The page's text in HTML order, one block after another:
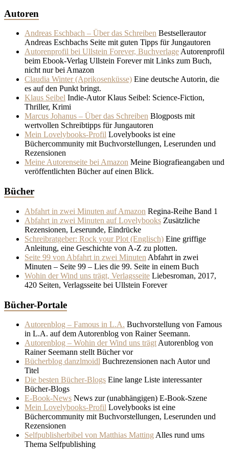
Autoren
Andreas Eschbach – Über das Schreiben Bestsellerautor
Andreas Eschbachs Seite mit guten Tipps für Jungautoren
Autorenprofil bei Ullstein Forever, Buchverlage Autorenprofil
beim Ebook-Verlag Ullstein Forever mit Links zum Buch,
nicht nur bei Amazon
Claudia Winter (Aprikosenküsse) Eine deutsche Autorin, die
es auf den Punkt bringt.
Klaus Seibel Indie-Autor Klaus Seibel: Science-Fiction,
Thriller, Krimi
Marcus Johanus – Über das Schreiben Blogposts mit
wertvollen Schreibtipps für Jungautoren
Mein Lovelybooks-Profil Lovelybooks ist eine
Büchercommunity mit Buchvorstellungen, Leserunden und
Rezensionen
Meine Autorenseite bei Amazon Meine Biografieangaben und
veröffentlichten Bücher auf einen Blick.
Bücher
Abfahrt in zwei Minuten auf Amazon Regina-Reihe Band 1
Abfahrt in zwei Minuten auf Lovelybooks Zusätzliche
Rezensionen, Leserunde, Eindrücke
Schreibratgeber: Rock your Plot (Englisch) Eine griffige
Anleitung, eine Geschichte von A-Z zu plotten.
Seite 99 von Abfahrt in zwei Minuten Abfahrt in zwei
Minuten – Seite 99 – Lies die 99. Seite in einem Buch
Wohin der Wind uns trägt, Verlagsseite Liebesroman, 2017,
420 Seiten, Verlagsseite bei Ullstein Forever
Bücher-Portale
Autorenblog – Famous in L.A. Buchvorstellung von Famous
in L.A. auf dem Autorenblog von Rainer Seemann.
Autorenblog – Wohin der Wind uns trägt Autorenblog von
Rainer Seemann stellt Bücher vor
Bücherblog danzlmoidl Buchrezensionen nach Autor und
Titel
Die besten Bücher-Blogs Eine lange Liste interessanter
Bücher-Blogs
E-Book-News News zur (unabhängigen) E-Book-Szene
Mein Lovelybooks-Profil Lovelybooks ist eine
Büchercommunity mit Buchvorstellungen, Leserunden und
Rezensionen
Selfpublisherbibel von Matthias Matting Alles rund ums
Thema Selfpublishing